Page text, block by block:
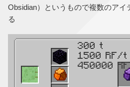
Obsidian）というもので複数のアイ
る